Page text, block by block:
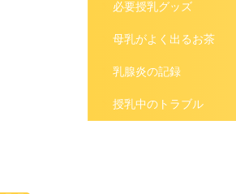
必要授乳グッズ
母乳がよく出るお茶
乳腺炎の記録
授乳中のトラブル